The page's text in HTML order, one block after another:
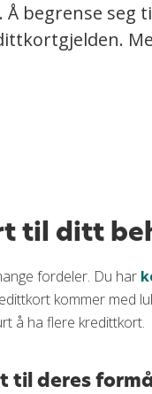
begrense
flere kredittkort
kortene er fine å
om du søker
ikke bruker
til ditt
fordeler. Du har
kommer med
å ha flere kredittkort.
til deres